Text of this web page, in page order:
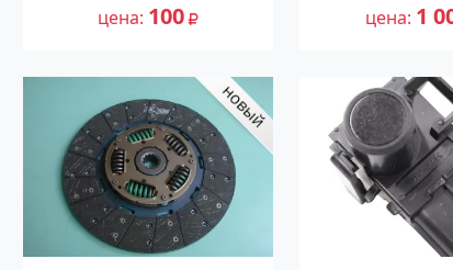
цена 100
цена 1